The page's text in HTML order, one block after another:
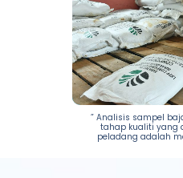
” Analisis sampel
tahap kualiti yang
peladang adalah